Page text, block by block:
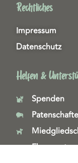
Rechtliches
Impressum
Datenschutz
Helfen &
Spenden
Ehrenamt